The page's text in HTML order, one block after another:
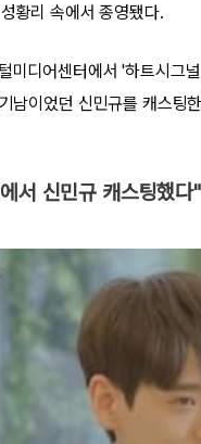
황리 속에서 종영됐다.
미디어센터에서 '하트시그
남이었던 신민규를 캐스팅
서 신민규 캐스팅했다"